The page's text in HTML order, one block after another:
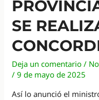
SE
Deja un comentario /
/9 de mayo de 2025
Así lo anunció el